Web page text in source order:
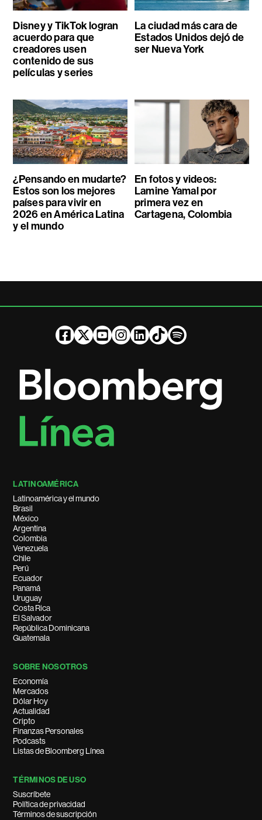
Disney y TikTok logran
acuerdo para que
creadores usen
contenido de sus
películas y series
La ciudad más cara de
Estados Unidos dejó de
ser Nueva York
¿Pensando en mudarte?
Estos son los mejores
países para vivir en
2026 en América Latina
y el mundo
En fotos y videos:
Lamine Yamal por
primera vez en
Cartagena, Colombia
LATINOAMÉRICA
Latinoamérica y el mundo
Brasil
México
Argentina
Colombia
Venezuela
Chile
Perú
Ecuador
Panamá
Uruguay
Costa Rica
El Salvador
República Dominicana
Guatemala
SOBRE NOSOTROS
Economía
Mercados
Dólar Hoy
Actualidad
Cripto
Finanzas Personales
Podcasts
Listas de Bloomberg Línea
TÉRMINOS DE USO
Suscríbete
Política de privacidad
Términos de suscripción